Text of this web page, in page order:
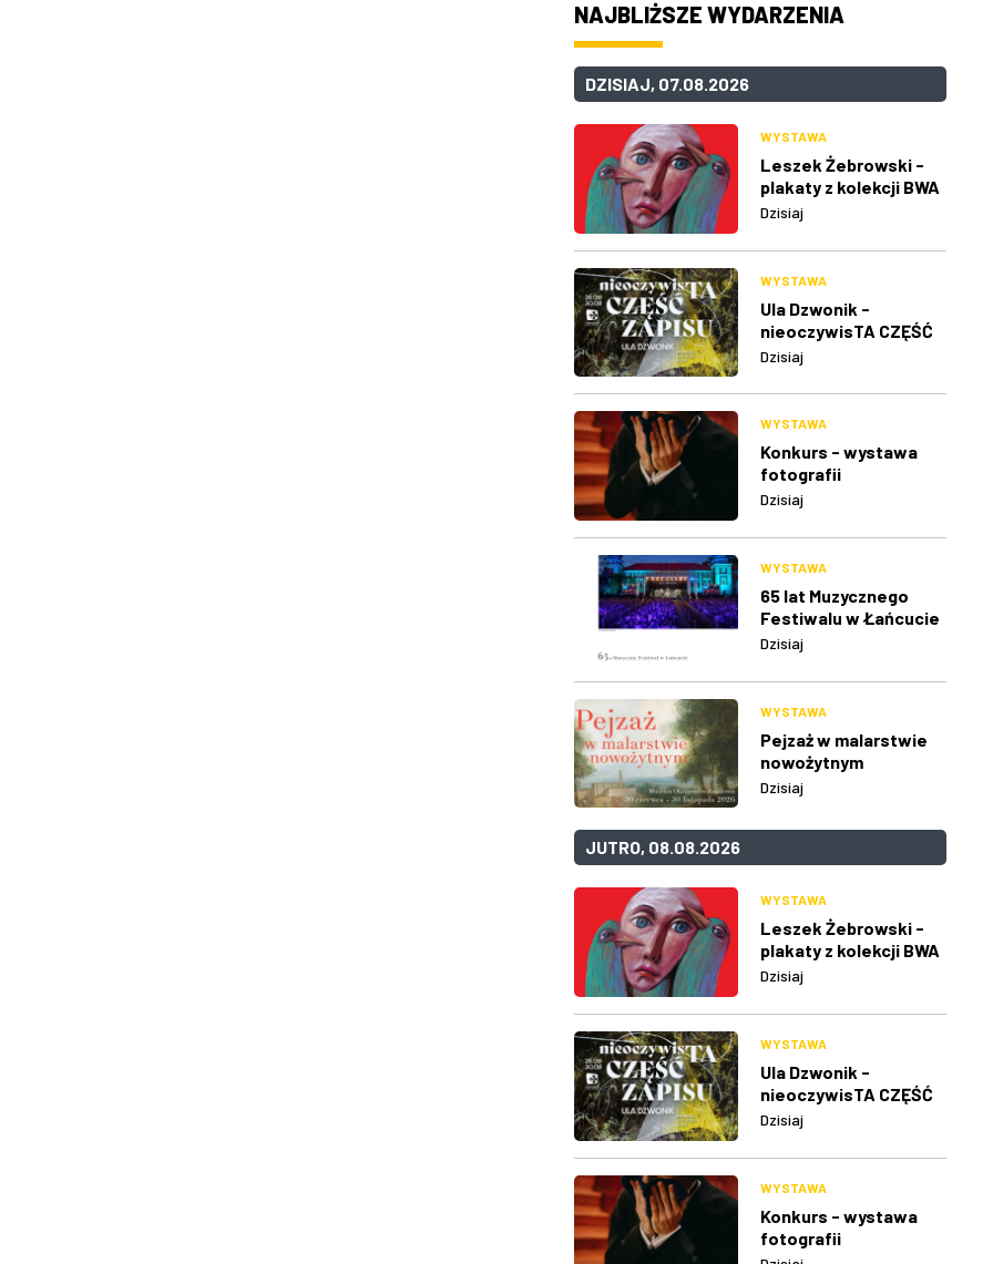
NAJBLIŻSZE WYDARZENIA
DZISIAJ, 07.08.2026
WYSTAWA
Leszek Żebrowski -
plakaty z kolekcji BWA
w Rzeszowie
Dzisiaj
WYSTAWA
Ula Dzwonik -
nieoczywisTA CZĘŚĆ
ZAPISU
Dzisiaj
WYSTAWA
Konkurs - wystawa
fotografii
Dzisiaj
WYSTAWA
65 lat Muzycznego
Festiwalu w Łańcucie
Dzisiaj
WYSTAWA
Pejzaż w malarstwie
nowożytnym
Dzisiaj
JUTRO, 08.08.2026
WYSTAWA
Leszek Żebrowski -
plakaty z kolekcji BWA
w Rzeszowie
Dzisiaj
WYSTAWA
Ula Dzwonik -
nieoczywisTA CZĘŚĆ
ZAPISU
Dzisiaj
WYSTAWA
Konkurs - wystawa
fotografii